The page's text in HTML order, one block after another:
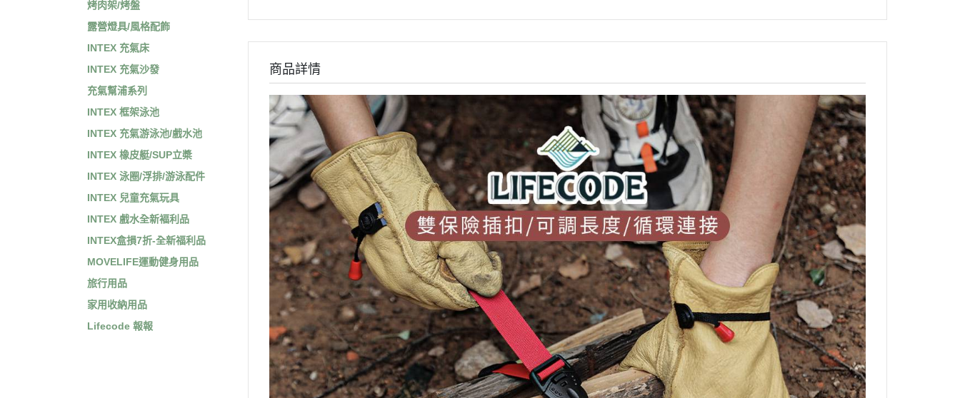
烤肉架/烤盤
露營燈具/風格配飾
INTEX 充氣床
INTEX 充氣沙發
充氣幫浦系列
INTEX 框架泳池
INTEX 充氣游泳池/戲水池
INTEX 橡皮艇/SUP立槳
INTEX 泳圈/浮排/游泳配件
INTEX 兒童充氣玩具
INTEX 戲水全新褔利品
INTEX盒損7折-全新福利品
MOVELIFE運動健身用品
旅行用品
家用收納用品
Lifecode 報報
商品詳情